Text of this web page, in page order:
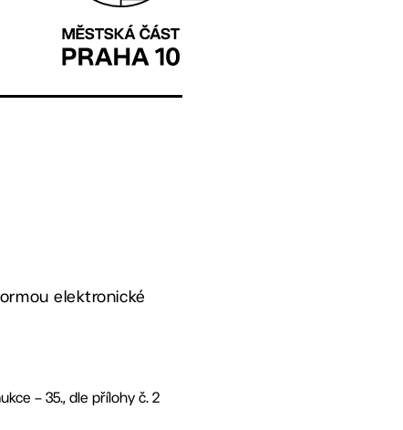
elektronické
– 35., dle přílohy č. 2